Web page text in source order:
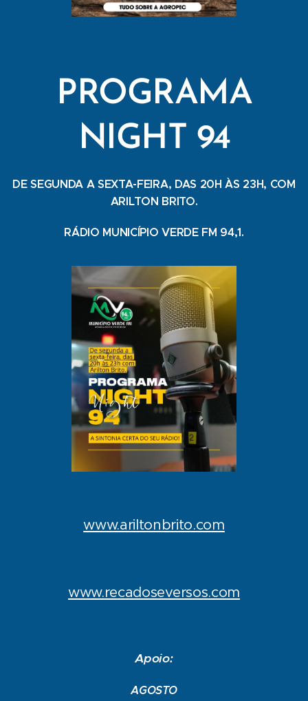
PROGRAMA
NIGHT 94
DE SEGUNDA A SEXTA-FEIRA, DAS 20H ÀS 23H, COM
ARILTON BRITO.
RÁDIO MUNICÍPIO VERDE FM 94,1.
www.ariltonbrito.com
www.recadoseversos.com
Apoio:
AGOSTO